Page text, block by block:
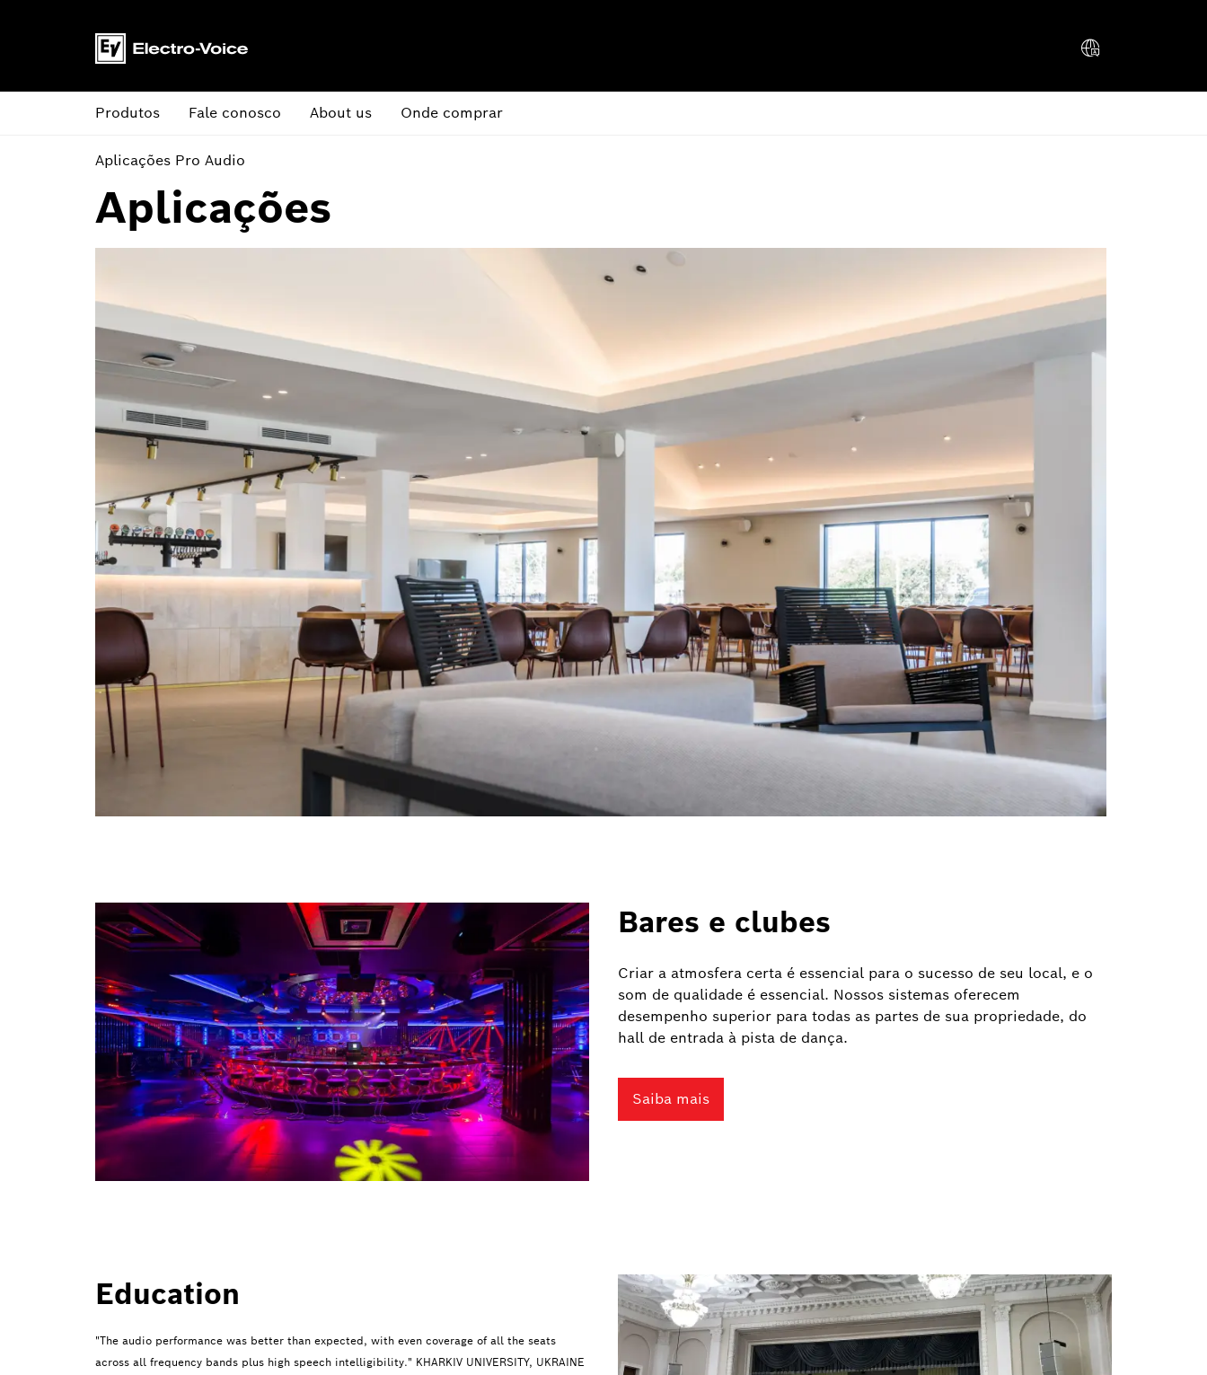
Produtos Fale conosco About us Onde comprar
Aplicações Pro Audio
Aplicações
Bares e clubes
Criar a atmosfera certa é essencial para o sucesso de seu local, e o
som de qualidade é essencial. Nossos sistemas oferecem
desempenho superior para todas as partes de sua propriedade, do
hall de entrada à pista de dança.
Saiba mais
Education
"The audio performance was better than expected, with even coverage of all the seats
across all frequency bands plus high speech intelligibility." KHARKIV UNIVERSITY, UKRAINE